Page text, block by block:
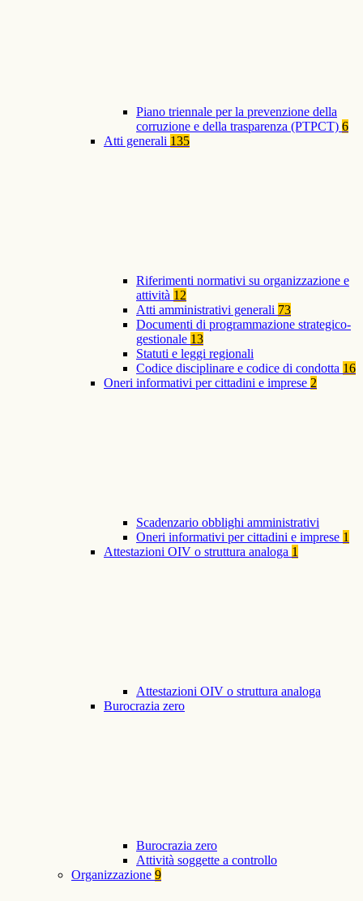
Piano triennale per la prevenzione della
corruzione e della trasparenza (PTPCT) 6
Atti generali 135
Riferimenti normativi su organizzazione e
attività 12
Atti amministrativi generali 73
Documenti di programmazione strategico-
gestionale 13
Statuti e leggi regionali
Codice disciplinare e codice di condotta 16
Oneri informativi per cittadini e imprese 2
Scadenzario obblighi amministrativi
Oneri informativi per cittadini e imprese 1
Attestazioni OIV o struttura analoga 1
Attestazioni OIV o struttura analoga
Burocrazia zero
Burocrazia zero
Attività soggette a controllo
Organizzazione 9